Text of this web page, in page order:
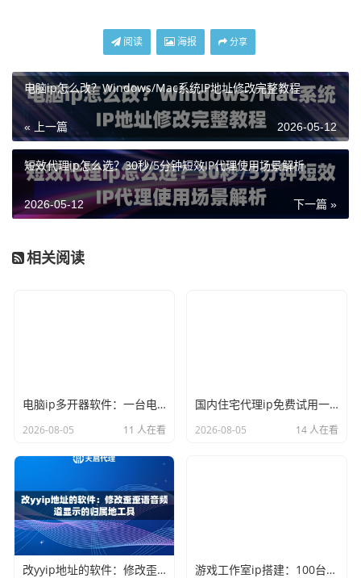
如果你只是偶尔换个IP看看网页，普通的换IP软件或许够
用。但如果你需要进行数据采集、账号管理、广告验证、价
格监控等业务操作，那些公开的、免费的或功能单一的软件
就力不从心了。它们通常面临IP质量差、速度慢、连接不稳
定、容易被目标网站识别和封禁等问题。
这时，专业的代理IP服务就成了刚需。以天启代理为例，它
提供的是运营商正规授权的优质IP资源，IP可用率高达99%
以上，响应延迟极低。这意味着你获取的IP地址纯净、稳
定，能有效降低被目标网站风控的几率。更重要的是，你可
这是任何现成软件都无法比拟的灵活性。
号，他们通常会提供免费试用。成功后，你会在后台获得AP
I提取链接，以及授权方式（如终端IP授权或账号密码授
权）。通过调用API，你就能实时拿到一个或多个代理IP地
第二步：在软件或代码中设置代理。
的使用场景，设置方法不同：
在编程中（如Python、Java）：
几乎所有网络请求库
阅读 海报 分享
电脑ip怎么改？Windows/Mac系统IP地址修改完整教程
« 上一篇 2026-05-12
短效代理ip怎么选？30秒/5分钟短效IP代理使用场景解析
下一篇 »
2026-05-12
相关阅读
电脑ip多开器软件：一台电脑模拟多个不同城市ip访问的技术
2026-08-05 11 人在看
国内住宅代理ip免费试用一天：获取纯净原生节点测试业务兼容性
2026-08-05 14 人在看
改yyip地址的软件：修改歪歪语音频道显示的归属地工具 游戏工作室ip搭建：100台手机单机单ip的软路由+交换机方案